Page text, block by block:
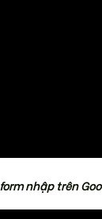
nhập trên